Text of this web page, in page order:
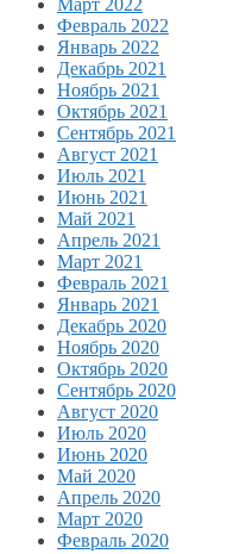
Март 2022
Февраль 2022
Январь 2022
Декабрь 2021
Ноябрь 2021
Октябрь 2021
Сентябрь 2021
Август 2021
Июль 2021
Июнь 2021
Май 2021
Апрель 2021
Март 2021
Февраль 2021
Январь 2021
Декабрь 2020
Ноябрь 2020
Октябрь 2020
Сентябрь 2020
Август 2020
Июль 2020
Июнь 2020
Май 2020
Апрель 2020
Март 2020
Февраль 2020